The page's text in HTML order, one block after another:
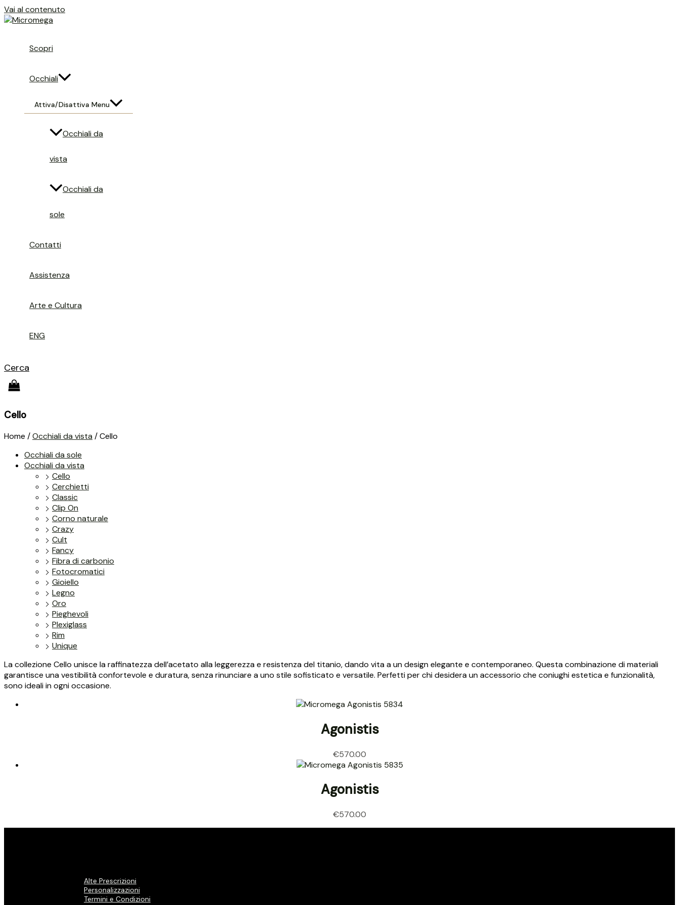
Vai al contenuto
Scopri
Occhiali
Attiva/disattiva Menu
Occhiali da
vista
Occhiali da
sole
Contatti
Assistenza
Arte e Cultura
ENG
Cerca
Cello
Home /Occhiali da vista / Cello
Occhiali da sole
Occhiali da vista
Cello
Cerchietti
Classic
Clip On
Corno naturale
Crazy
Cult
Fancy
Fibra di carbonio
Fotocromatici
Gioiello
Legno
Oro
Pieghevoli
Plexiglass
Rim
Unique
La collezione Cello unisce la raffinatezza dell’acetato alla leggerezza e resistenza del titanio, dando vita a un design elegante e contemporaneo. Questa combinazione di materiali
garantisce una vestibilità confortevole e duratura, senza rinunciare a uno stile sofisticato e versatile. Perfetti per chi desidera un accessorio che coniughi estetica e funzionalità,
sono ideali in ogni occasione.
Agonistis
€570.00
Agonistis
€570.00
Alte Prescrizioni
Personalizzazioni
Termini e Condizioni